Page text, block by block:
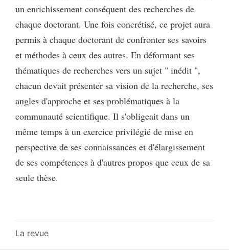
un enrichissement conséquent des recherches de
chaque doctorant. Une fois concrétisé, ce projet aura
permis à chaque doctorant de confronter ses savoirs
et méthodes à ceux des autres. En déformant ses
thématiques de recherches vers un sujet " inédit ",
chacun devait présenter sa vision de la recherche, ses
angles d'approche et ses problématiques à la
communauté scientifique. Il s'obligeait dans un
même temps à un exercice privilégié de mise en
perspective de ses connaissances et d'élargissement
de ses compétences à d'autres propos que ceux de sa
seule thèse.
La revue